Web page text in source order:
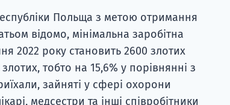
Польща з метою отримання
відомо, мінімальна заробітна
2022 року становить 2600 злотих
тобто на 15,6% у порівнянні з
зайняті у сфері охорони
медсестри та інші співробітники